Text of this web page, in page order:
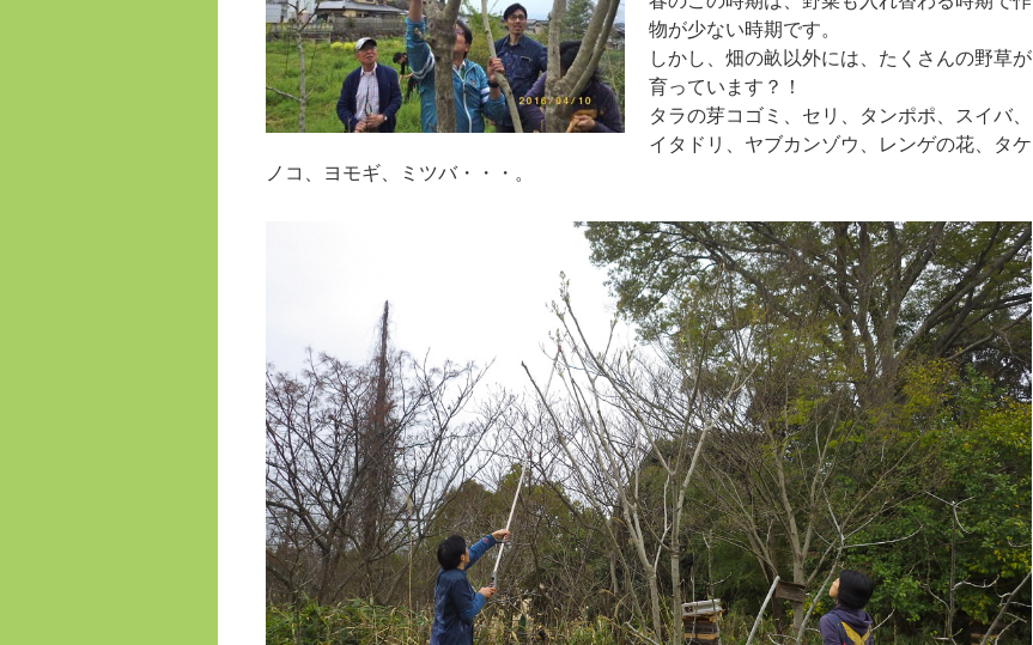
物が少ない時期です。
しかし、畑の畝以外には、たくさんの野草が
育っています？！
タラの芽コゴミ、セリ、タンポポ、スイバ、
イタドリ、ヤブカンゾウ、レンゲの花、タケ
ノコ、ヨモギ、ミツバ・・・。